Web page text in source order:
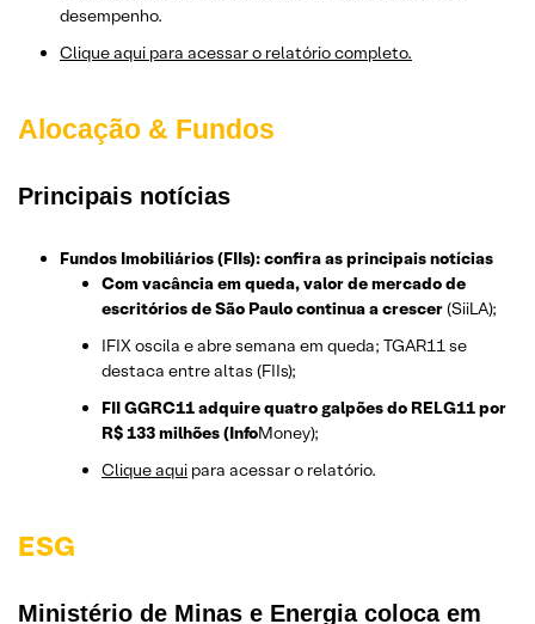
desempenho.
Clique aqui para acessar o relatório completo.
Alocação & Fundos
Principais notícias
Fundos Imobiliários (FIIs): confira as principais notícias
Com vacância em queda, valor de mercado de
escritórios de São Paulo continua a crescer(SiiLA);
IFIX oscila e abre semana em queda; TGAR11 se
destaca entre altas (FIIs);
FII GGRC11 adquire quatro galpões do RELG11 por
R$ 133 milhões (InfoMoney);
Clique aqui para acessar o relatório.
ESG
Ministério de Minas e Energia coloca em